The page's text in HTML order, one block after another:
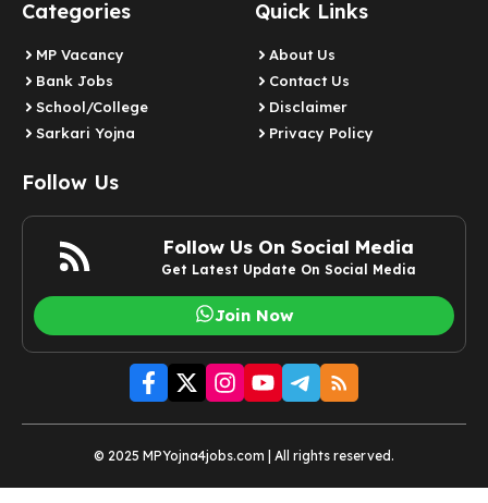
Categories
MP Vacancy
Bank Jobs
School/College
Sarkari Yojna
Quick Links
About Us
Contact Us
Disclaimer
Privacy Policy
Follow Us
Follow Us On Social Media
Get Latest Update On Social Media
Join Now
© 2025 MPYojna4jobs.com | All rights reserved.